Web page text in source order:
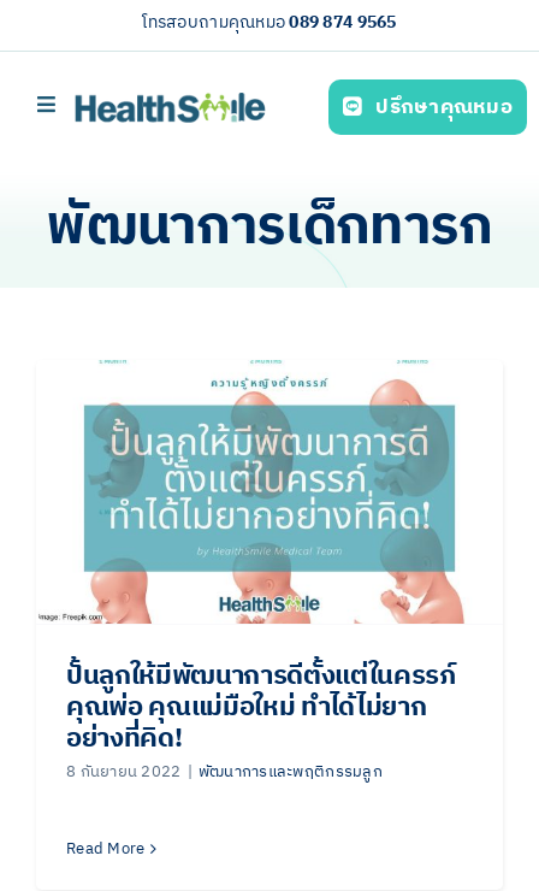
to
โทรสอบถามคุณหมอ089 874 9565
Toggle
บริการของเรา (Our services)
ไทย
ปรึกษาคุณหมอ
พัฒนาการเด็กทารก
ปั้นลูกให้มีพัฒนาการดีตั้งแต่ในครรภ์
คุณพ่อ คุณแม่มือใหม่ ทำได้ไม่ยาก
อย่างที่คิด!
8 กันยายน 2022 | พัฒนาการและพฤติกรรมลูก
Read More